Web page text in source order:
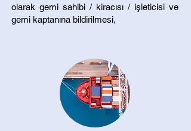
olarak gemi sahibi / kiracısı / işleticisi ve
gemi kaptanına bildirilmesi,